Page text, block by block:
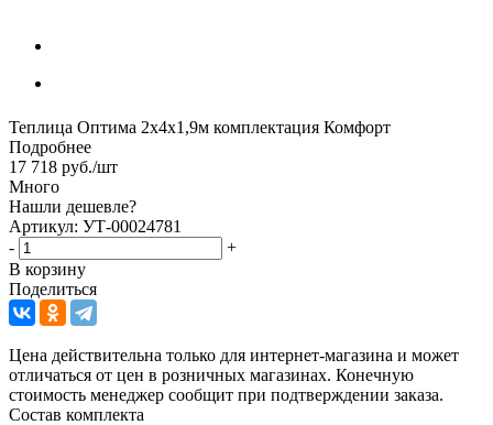
Теплица Оптима 2х4х1,9м комплектация Комфорт
Подробнее
17 718 руб./шт
Много
Нашли дешевле?
Артикул: УТ-00024781
-
+
В корзину
Поделиться
Цена действительна только для интернет-магазина и может
отличаться от цен в розничных магазинах. Конечную
стоимость менеджер сообщит при подтверждении заказа.
Состав комплекта